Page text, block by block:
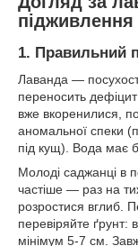
підживлення
1. Правильний
Лаванда —
переносить
вже вкоренилися,
аномальної спеки
під кущ). Вода має
Молоді саджанці в
частіше — раз на
розростися вглиб.
перевіряйте ґрунт:
мінімум 5-7 см.